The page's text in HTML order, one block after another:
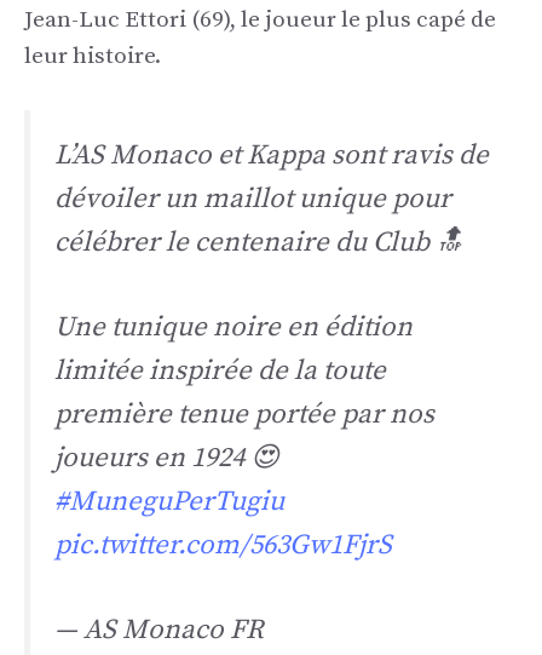
Jean-Luc Ettori (69), le joueur le plus capé de
leur histoire.
L’AS Monaco et Kappa sont ravis de
dévoiler un maillot unique pour
célébrer le centenaire du Club 🔝
Une tunique noire en édition
limitée inspirée de la toute
première tenue portée par nos
joueurs en 1924 😍
#MuneguPerTugiu
pic.twitter.com/563Gw1FjrS
— AS Monaco FR